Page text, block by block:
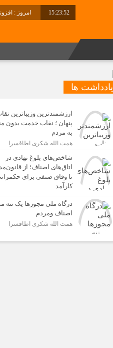
15:23:52 امروز :
یادداشت ها
ارزشمندترین وزیباترین
پنهان ؛ نقاب خدمت بدون
به مردم
همت الله شکری اطاقسرا
شاخص‌های بلوغ نهادی در
اتاق‌های اصناف؛ از
تا وفاق صنفی برای
کارآمد
درگاه ملی مجوزها یک تنه
اصناف ومردم
همت الله شکری اطاقسرا